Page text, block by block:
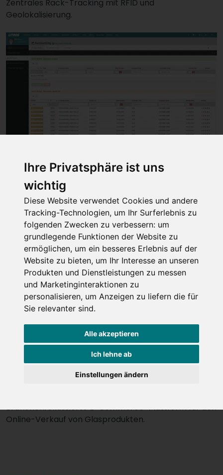
Ihre Privatsphäre ist uns
wichtig
Diese Website verwendet Cookies und andere
Tracking-Technologien, um Ihr Surferlebnis zu
folgenden Zwecken zu verbessern: um
grundlegende Funktionen der Website zu
ermöglichen, um ein besseres Erlebnis auf der
Website zu bieten, um Ihr Interesse an unseren
Produkten und Dienstleistungen zu messen
und Marketinginteraktionen zu
personalisieren, um Anzeigen zu liefern die für
Sie relevanter sind.
Alle akzeptieren
Ich lehne ab
Einstellungen ändern
Zentrales Rack-Tracking mit RFID und
Geolokalisierung.
litros:accounting
Finanzbuchhaltung und Rechnungswesen, inklusive
elektronischer Rechnungsstellung.
litros:ecom
Branchenfokussierte E-Commerce-Plattform für den
Online-Verkauf von Glasprodukten.